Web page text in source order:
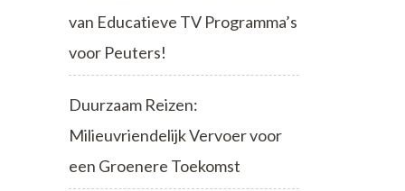
van Educatieve TV Programma’s
voor Peuters!
Duurzaam Reizen:
Milieuvriendelijk Vervoer voor
een Groenere Toekomst